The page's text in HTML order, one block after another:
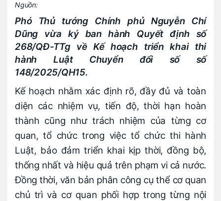
Nguồn:
Phó Thủ tướng Chính phủ Nguyễn Chí
Dũng vừa ký ban hành Quyết định số
268/QĐ-TTg về Kế hoạch triển khai thi
hành Luật Chuyển đổi số số
148/2025/QH15.
Kế hoạch nhằm xác định rõ, đầy đủ và toàn
diện các nhiệm vụ, tiến độ, thời hạn hoàn
thành cũng như trách nhiệm của từng cơ
quan, tổ chức trong việc tổ chức thi hành
Luật, bảo đảm triển khai kịp thời, đồng bộ,
thống nhất và hiệu quả trên phạm vi cả nước.
Đồng thời, văn bản phân công cụ thể cơ quan
chủ trì và cơ quan phối hợp trong từng nội